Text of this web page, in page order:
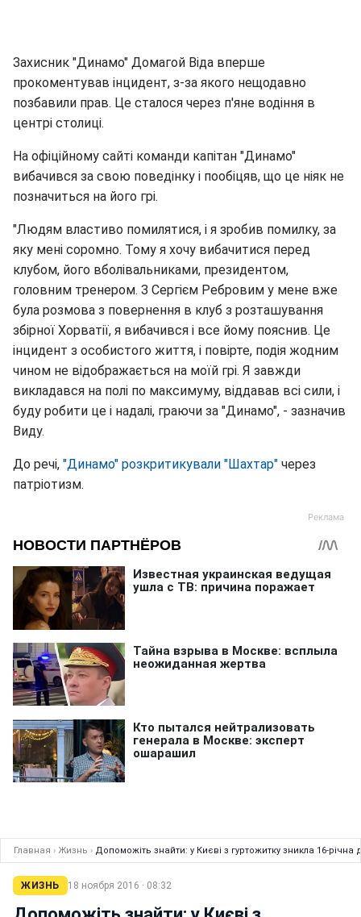
Захисник "Динамо" Домагой Віда вперше
прокоментував інцидент, з-за якого нещодавно
позбавили прав. Це сталося через п'яне водіння в
центрі столиці.
На офіційному сайті команди капітан "Динамо"
вибачився за свою поведінку і пообіцяв, що це ніяк не
позначиться на його грі.
"Людям властиво помилятися, і я зробив помилку, за
яку мені соромно. Тому я хочу вибачитися перед
клубом, його вболівальниками, президентом,
головним тренером. З Сергієм Ребровим у мене вже
була розмова з повернення в клуб з розташування
збірної Хорватії, я вибачився і все йому пояснив. Це
інцидент з особистого життя, і повірте, подія жодним
чином не відображається на моїй грі. Я завжди
викладався на полі по максимуму, віддавав всі сили, і
буду робити це і надалі, граючи за "Динамо", - зазначив
Виду.
До речі, "Динамо" розкритикували "Шахтар" через
патріотизм.
Главная › Жизнь › Допоможіть знайти: у Києві з гуртожитку зникла 16-річна
ЖИЗНЬ 18 ноября 2016 · 08:32